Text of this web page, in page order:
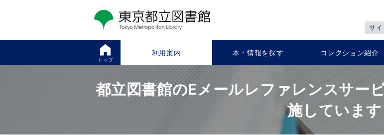
サ
トップ
利用案内 本・情報を探す コレクション紹介
都立図書館のEメールレファレンスサー
施しています